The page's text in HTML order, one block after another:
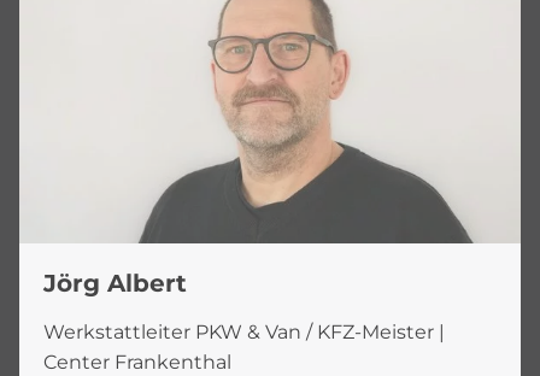
Jörg Albert
Werkstattleiter PKW & Van / KFZ-Meister |
Center Frankenthal